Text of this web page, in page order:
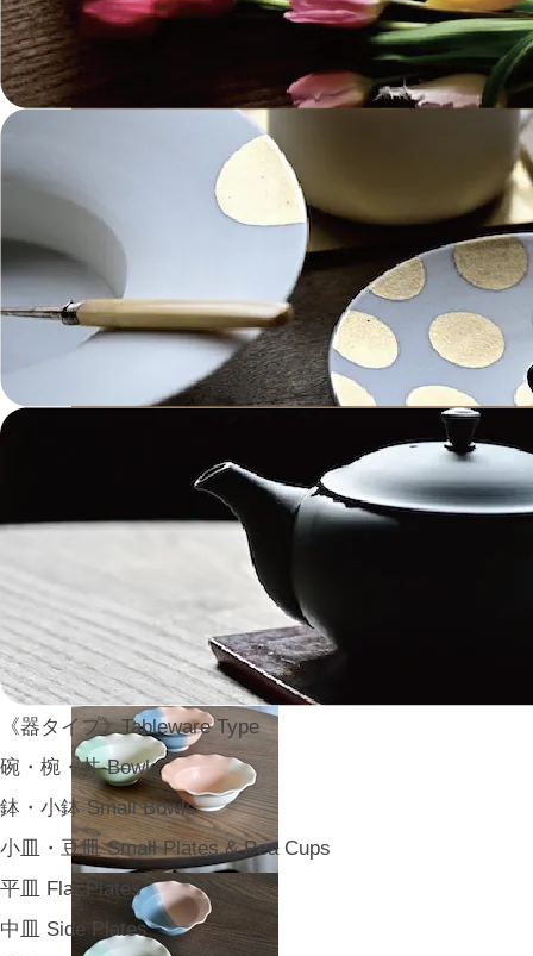
《器タイプ》Tableware Type
碗・椀・丼 Bowls
鉢・小鉢 Small Bowls
小皿・豆皿 Small Plates & Pea Cups
平皿 Flat Plates
中皿 Side Plates